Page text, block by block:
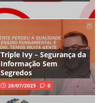
Triple Ivy – Segurança da
Informação Sem
Segredos
28/07/2025 0